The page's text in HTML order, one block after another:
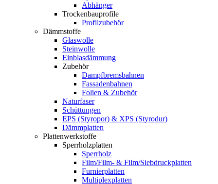
Abhänger
Trockenbauprofile
Profilzubehör
Dämmstoffe
Glaswolle
Steinwolle
Einblasdämmung
Zubehör
Dampfbremsbahnen
Fassadenbahnen
Folien & Zubehör
Naturfaser
Schüttungen
EPS (Styropor) & XPS (Styrodur)
Dämmplatten
Plattenwerkstoffe
Sperrholzplatten
Sperrholz
Film/Film- & Film/Siebdruckplatten
Furnierplatten
Multiplexplatten